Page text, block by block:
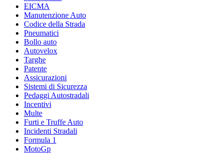
EICMA
Manutenzione Auto
Codice della Strada
Pneumatici
Bollo auto
Autovelox
Targhe
Patente
Assicurazioni
Sistemi di Sicurezza
Pedaggi Autostradali
Incentivi
Multe
Furti e Truffe Auto
Incidenti Stradali
Formula 1
MotoGp